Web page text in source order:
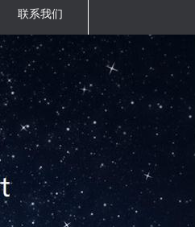
联系我们